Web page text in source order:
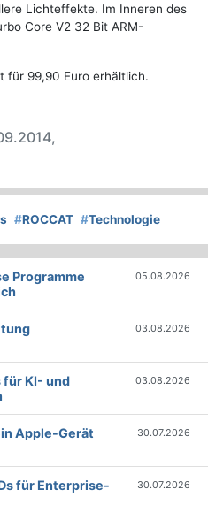
Lichteffekte. Im Inneren des
Core V2 32 Bit ARM-
für 99,90 Euro erhältlich.
#ROCCAT #Technologie
Programme
05.08.2026
03.08.2026
für KI- und
03.08.2026
Apple-Gerät
30.07.2026
für Enterprise-
30.07.2026